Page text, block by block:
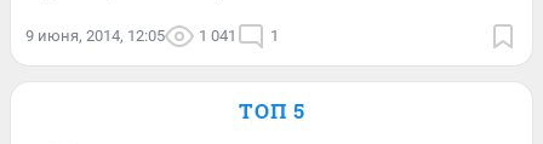
9 июня, 2014, 12:05 1 041 1
ТОП 5